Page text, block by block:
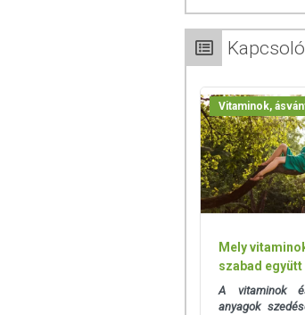
ciano-kobalamin, D-
alkotott sói,
csomósodást gátló
(zsírsavak
Omega-3
(glicerin), ivóvíz],
Tejet, tojást, szóját,
TOVÁBBI
Figyelmeztetés:A
Vitaminok,
Mely
szabad együtt
A vitaminok
anyagok